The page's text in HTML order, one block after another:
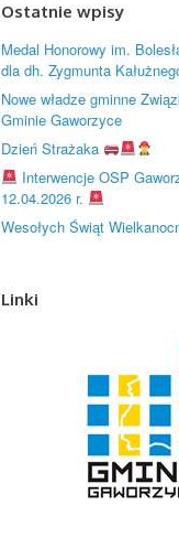
Ostatnie wpisy
Medal Honorowy im.
dla dh. Zygmunta
Nowe władze gminne
Gminie Gaworzyce
Dzień Strażaka
Interwencje OSP
12.04.2026 r.
Wesołych Świąt
Linki